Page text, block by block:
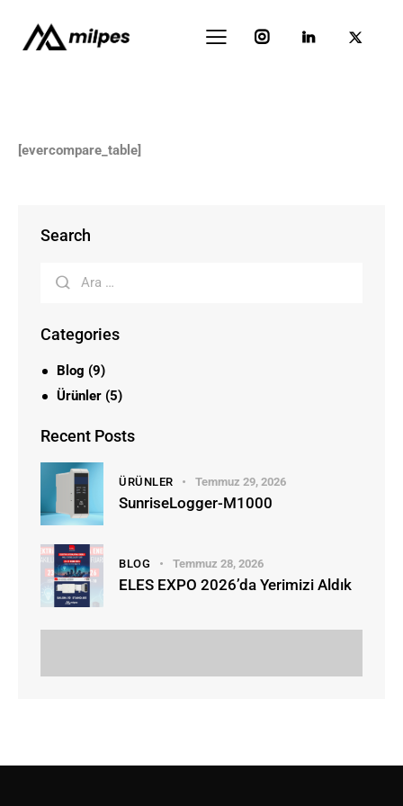
[evercompare_table]
Search
Categories
Blog (9)
Ürünler (5)
Recent Posts
ÜRÜNLER Temmuz 29, 2026
SunriseLogger-M1000
BLOG Temmuz 28, 2026
ELES EXPO 2026’da Yerimizi Aldık